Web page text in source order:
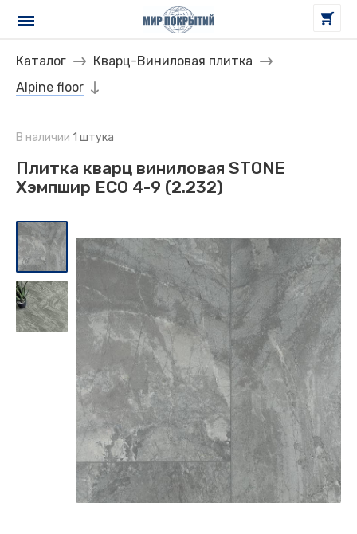
Каталог
Кварц-Виниловая плитка
Alpine floor
В наличии 1 штука
Плитка кварц виниловая STONE
Хэмпшир ECO 4-9 (2.232)